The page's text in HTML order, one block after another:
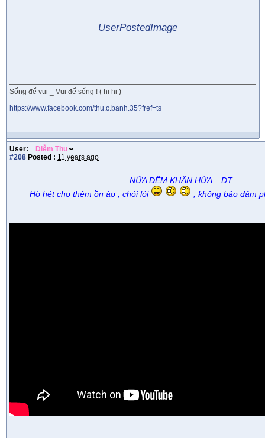
Sống để vui _ Vui để sống ! ( hi hi )
https://www.facebook.com/thu.c.banh.35?fref=ts
User:
Diễm Thu
#208 Posted : 11 years ago
NỮA ĐÊM KHẤN HỨA _ DT
Hò hét cho thêm ồn ào , chói lói
, không bảo đảm